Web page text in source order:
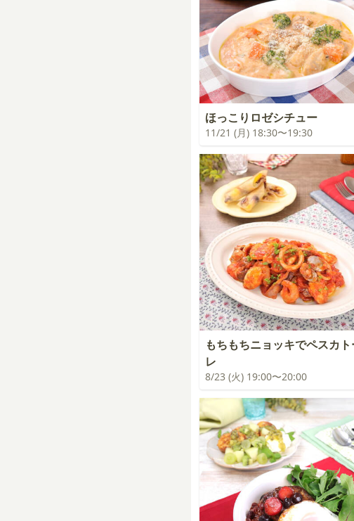
ほっこりロゼシチュー
11/21 (月) 18:30〜19:30
もちもちニョッキでペスカ
レ
8/23 (火) 19:00〜20:00